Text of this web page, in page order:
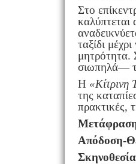
Στο
καλύπτεται
ταξίδι
μητρότητα.
σιωπηλά—
Η «Κίτρινη
της
πρακτικές,
Απόδοση-
Σκηνοθεσία